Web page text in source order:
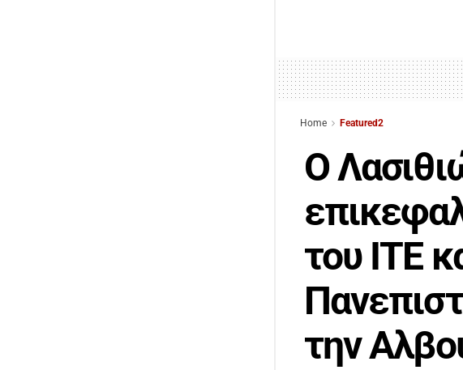
Home Featured2
Ο
του ΙΤΕ
την